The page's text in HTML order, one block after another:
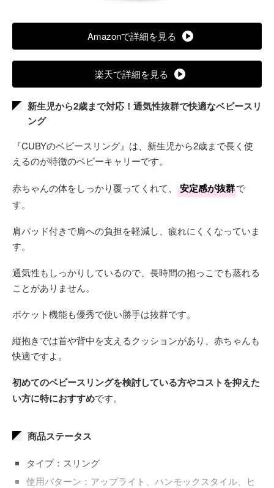
Amazonで詳細を見る
楽天で詳細を見る
新生児から2歳まで対応！通気性抜群で快適なベビースリ
ング
『CUBYのベビースリング』は、新生児から2歳まで長く使
えるのが特徴のベビーキャリーです。
赤ちゃんの体をしっかり覆ってくれて、 安定感が抜群で
す。
肩パッド付きで肩への負担を軽減し、疲れにくくなっていま
す。
通気性もしっかりしているので、長時間の抱っこでも蒸れる
ことがありません。
ポケット機能も優秀で使い勝手は抜群です。
縦抱きでは首や背中を支えるクッションがあり、赤ちゃんも
快適ですよ。
初めてのベビースリングを検討している方やコストを抑えた
い方に特におすすめです。
商品ステータス
タイプ：スリング
使用パターン：アップライト、ハンモックスタイル、ヒ